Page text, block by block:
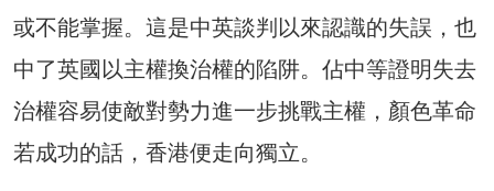
或不能掌握。這是中英談判以來認識的失誤，也
中了英國以主權換治權的陷阱。佔中等證明失去
治權容易使敵對勢力進一步挑戰主權，顏色革命
若成功的話，香港便走向獨立。